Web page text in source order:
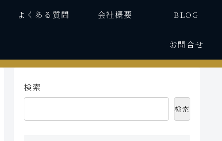
よくある質問 会社概要 BLOG
お問合せ
検索
検索